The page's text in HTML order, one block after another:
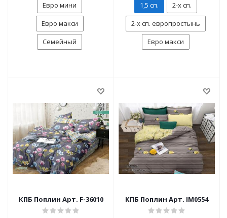
Евро мини
Евро макси
Семейный
1,5 сп.
2-х сп.
2-х сп. европростынь
Евро макси
КПБ Поплин Арт. F-36010 КПБ Поплин Арт. IM0554